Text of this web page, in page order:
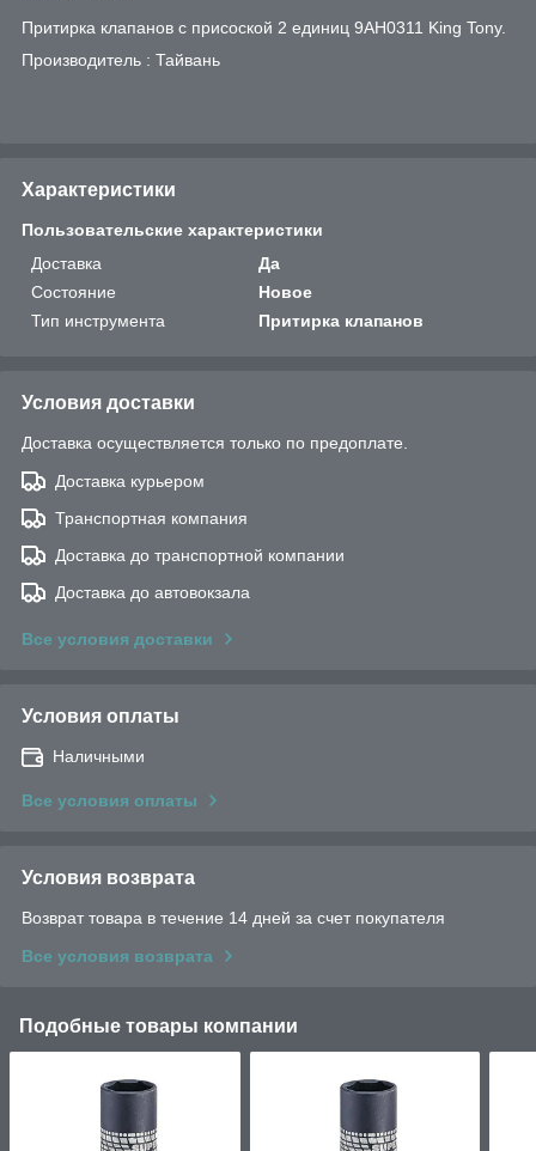
Притирка клапанов с присоской 2 единиц 9AH0311 King Tony.
Производитель : Тайвань
Характеристики
Пользовательские характеристики
Доставка
Да
Состояние
Новое
Тип инструмента
Притирка клапанов
Условия доставки
Доставка осуществляется только по предоплате.
Доставка курьером
Транспортная компания
Доставка до транспортной компании
Доставка до автовокзала
Все условия доставки
Условия оплаты
Наличными
Все условия оплаты
Условия возврата
Возврат товара в течение 14 дней за счет покупателя
Все условия возврата
Подобные товары компании